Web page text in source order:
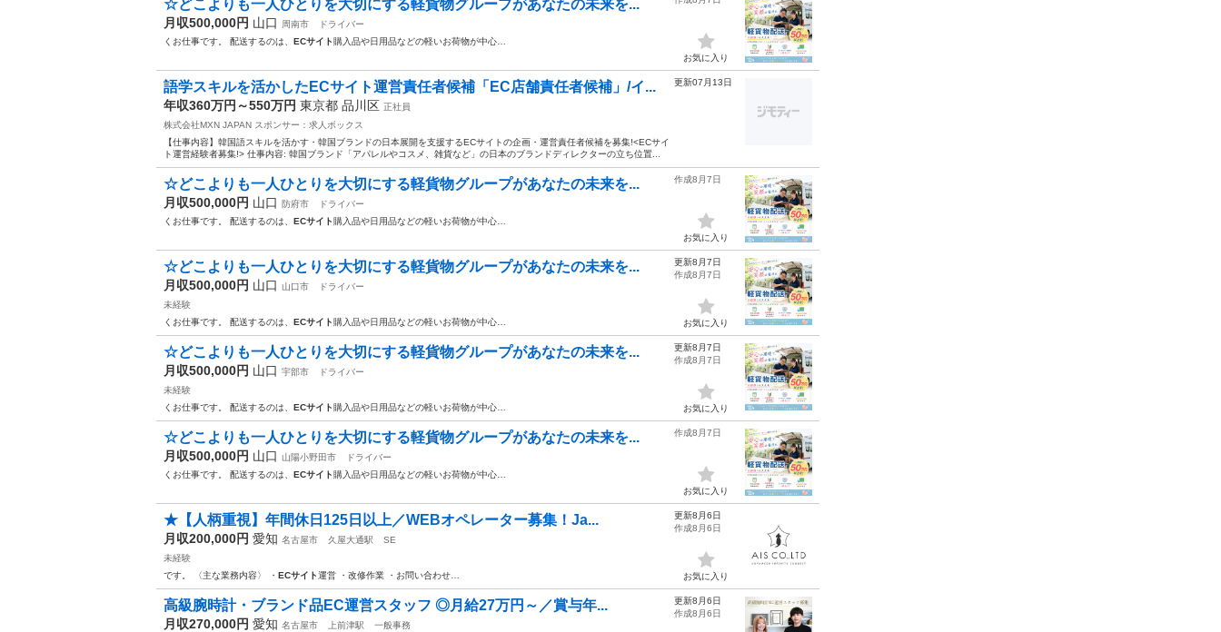
☆どこよりも一人ひとりを大切にする軽貨物グループがあなたの未来を...
月収500,000円 山口 周南市
ドライバー
くお仕事です。 配送するのは、 ECサイト 購入品や日用品などの軽いお荷物が中心…
お気に入り
語学スキルを活かしたECサイト運営責任者候補「EC店舗責任者候補」/イ...
年収360万円～550万円 東京都 品川区 正社員
株式会社MXN JAPAN スポンサー：求人ボックス
【仕事内容】韓国語スキルを活かす・韓国ブランドの日本展開を支援するECサイトの企画・運営責任者候補を募集!<ECサイ
ト運営経験者募集!> 仕事内容: 韓国ブランド「アパレルやコスメ、雑貨など」の日本のブランドディレクターの立ち位置...
更新07月13日
☆どこよりも一人ひとりを大切にする軽貨物グループがあなたの未来を...
月収500,000円 山口 防府市
ドライバー
くお仕事です。 配送するのは、 ECサイト 購入品や日用品などの軽いお荷物が中心…
作成8月7日
お気に入り
☆どこよりも一人ひとりを大切にする軽貨物グループがあなたの未来を...
月収500,000円 山口 山口市
ドライバー
未経験
くお仕事です。 配送するのは、 ECサイト 購入品や日用品などの軽いお荷物が中心…
更新8月7日
作成8月7日
お気に入り
☆どこよりも一人ひとりを大切にする軽貨物グループがあなたの未来を...
月収500,000円 山口 宇部市
ドライバー
未経験
くお仕事です。 配送するのは、 ECサイト 購入品や日用品などの軽いお荷物が中心…
更新8月7日
作成8月7日
お気に入り
☆どこよりも一人ひとりを大切にする軽貨物グループがあなたの未来を...
月収500,000円 山口 山陽小野田市
ドライバー
くお仕事です。 配送するのは、 ECサイト 購入品や日用品などの軽いお荷物が中心…
作成8月7日
お気に入り
★【人柄重視】年間休日125日以上／WEBオペレーター募集！Ja...
月収200,000円 愛知 名古屋市 久屋大通駅
SE
未経験
です。 〈主な業務内容〉 ・ ECサイト運営 ・改修作業 ・お問い合わせ…
更新8月6日
作成8月6日
お気に入り
高級腕時計・ブランド品EC運営スタッフ ◎月給27万円～／賞与年...
月収270,000円 愛知 名古屋市 上前津駅
一般事務
更新8月6日
作成8月6日